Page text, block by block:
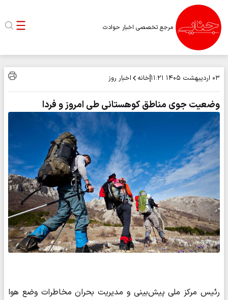
مرجع تخصصی اخبار حوادث
۰۳ اردیبهشت ۱۴۰۵ ۱۱:۲۱ خانه اخبار روز
وضعیت جوی مناطق کوهستانی طی امروز و فردا
رئیس مرکز ملی پیش‌بینی و مدیریت بحران مخاطرات وضع هوا